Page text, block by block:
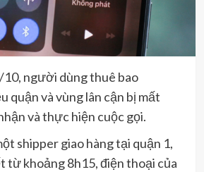
10, người dùng thuê bao
quận và vùng lân cận bị mất
và thực hiện cuộc gọi.
shipper giao hàng tại quận 1,
từ khoảng 8h15, điện thoại của